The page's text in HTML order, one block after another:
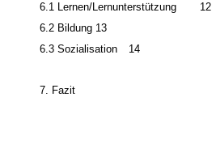
6.1 Lernen/Lernunterstützung
12
6.2 Bildung 13
6.3 Sozialisation 14
7. Fazit